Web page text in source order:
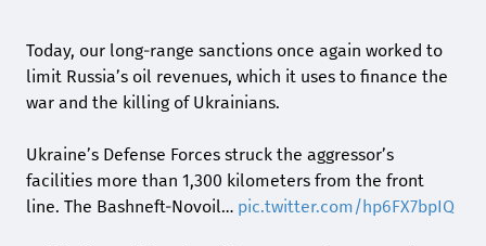
Today, our long-range sanctions once again worked to
limit Russia’s oil revenues, which it uses to finance the
war and the killing of Ukrainians.
Ukraine’s Defense Forces struck the aggressor’s
facilities more than 1,300 kilometers from the front
line. The Bashneft-Novoil… pic.twitter.com/hp6FX7bpIQ